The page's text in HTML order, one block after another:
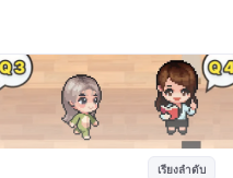
เรียงลำดับ